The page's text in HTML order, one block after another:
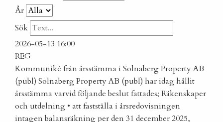
År
Sök
2026-05-13 16:00
REG
Kommuniké från årsstämma i Solnaberg Property AB
(publ) Solnaberg Property AB (publ) har idag hållit
årsstämma varvid följande beslut fattades; Räkenskaper
och utdelning • att fastställa i årsredovisningen
intagen balansräkning per den 31 december 2025,